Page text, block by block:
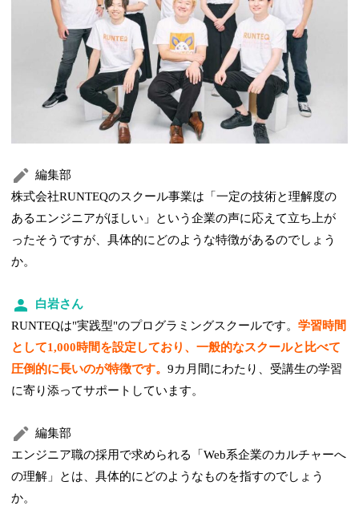
編集部
株式会社RUNTEQのスクール事業は「一定の技術と理解度の
あるエンジニアがほしい」という企業の声に応えて立ち上が
ったそうですが、具体的にどのような特徴があるのでしょう
か。
白岩さん
RUNTEQは"実践型"のプログラミングスクールです。学習時間
として1,000時間を設定しており、一般的なスクールと比べて
圧倒的に長いのが特徴です。9カ月間にわたり、受講生の学習
に寄り添ってサポートしています。
編集部
エンジニア職の採用で求められる「Web系企業のカルチャーへ
の理解」とは、具体的にどのようなものを指すのでしょう
か。